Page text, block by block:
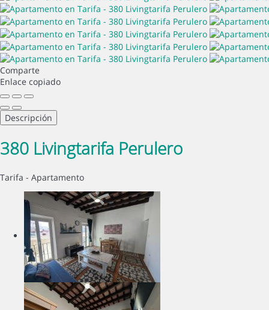
Comparte
Enlace copiado
Descripción
380 Livingtarifa Perulero
Tarifa - Apartamento